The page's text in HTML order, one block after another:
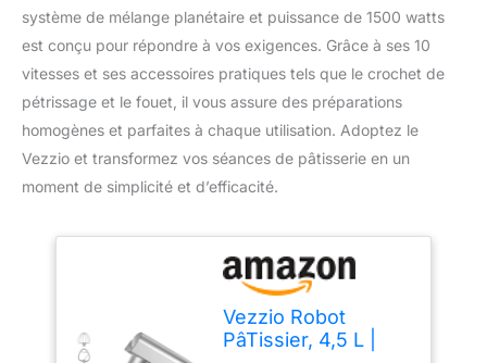
système de mélange planétaire et puissance de 1500 watts
est conçu pour répondre à vos exigences. Grâce à ses 10
vitesses et ses accessoires pratiques tels que le crochet de
pétrissage et le fouet, il vous assure des préparations
homogènes et parfaites à chaque utilisation. Adoptez le
Vezzio et transformez vos séances de pâtisserie en un
moment de simplicité et d’efficacité.
Vezzio Robot
PâTissier, 4,5 L |